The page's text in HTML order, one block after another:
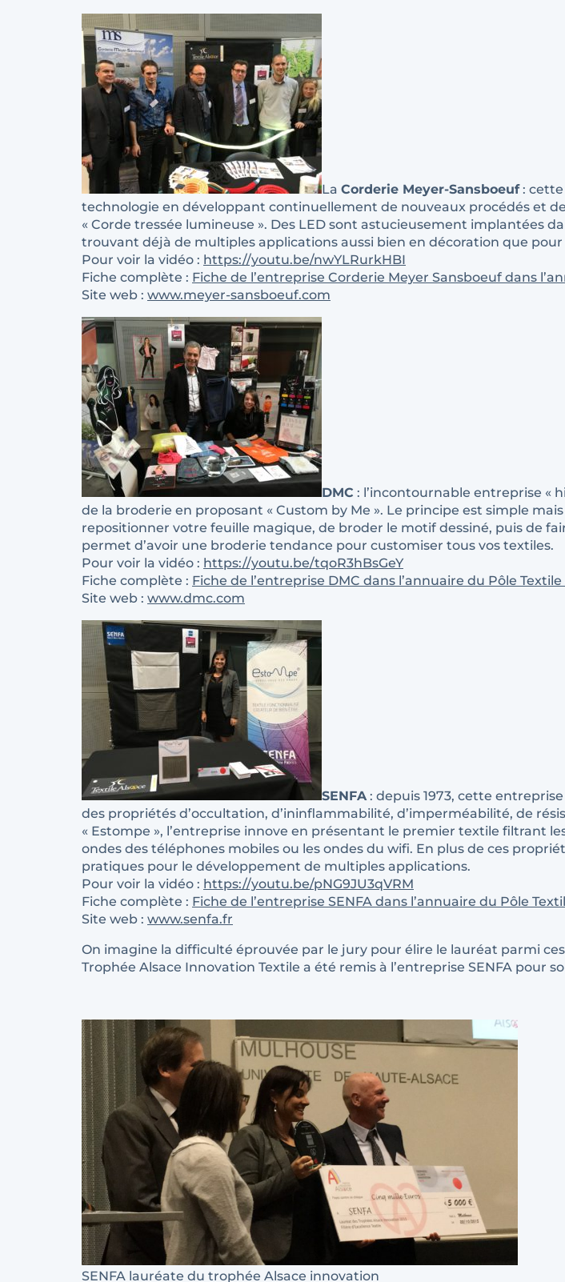
La Corderie Meyer-Sansboeuf: cette
technologie en développant continuellement de nouveaux procédés et
« Corde tressée lumineuse ». Des LED sont astucieusement implantées
trouvant déjà de multiples applications aussi bien en décoration que
Pour voir la vidéo : https://youtu.be/nwYLRurkHBI
Fiche complète : Fiche de l’entreprise Corderie Meyer Sansboeuf dans
Site web : www.meyer-sansboeuf.com
DMC : l’incontournable entreprise «
de la broderie en proposant « Custom by Me ». Le principe est simple
repositionner votre feuille magique, de broder le motif dessiné, puis de
permet d’avoir une broderie tendance pour customiser tous vos textiles.
Pour voir la vidéo : https://youtu.be/tqoR3hBsGeY
Fiche complète : Fiche de l’entreprise DMC dans l’annuaire du Pôle Textile
Site web : www.dmc.com
SENFA: depuis 1973, cette
des propriétés d’occultation, d’ininflammabilité, d’imperméabilité, de
« Estompe », l’entreprise innove en présentant le premier textile filtrant
ondes des téléphones mobiles ou les ondes du wifi. En plus de ces
pratiques pour le développement de multiples applications.
Pour voir la vidéo : https://youtu.be/pNG9JU3qVRM
Fiche complète : Fiche de l’entreprise SENFA dans l’annuaire du Pôle
Site web : www.senfa.fr
On imagine la difficulté éprouvée par le jury pour élire le lauréat parmi
Trophée Alsace Innovation Textile a été remis à l’entreprise SENFA pour
SENFA lauréate du trophée Alsace innovation